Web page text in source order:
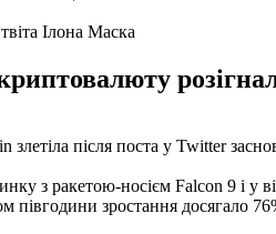
Ілона Маска
після поста у Twitter
з ракетою-носієм Falcon 9 і у
півгодини зростання досягало